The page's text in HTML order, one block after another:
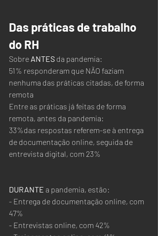
Das práticas de trabalho
do RH
Sobre ANTES da pandemia:
51% responderam que NÃO faziam
nenhuma das práticas citadas, de forma
remota
Entre as práticas já feitas de forma
remota, antes da pandemia:
33%das respostas referem-se à entrega
de documentação online, seguida de
entrevista digital, com 23%
DURANTE a pandemia, estão:
- Entrega de documentação online, com
47%
- Entrevistas online, com 42%